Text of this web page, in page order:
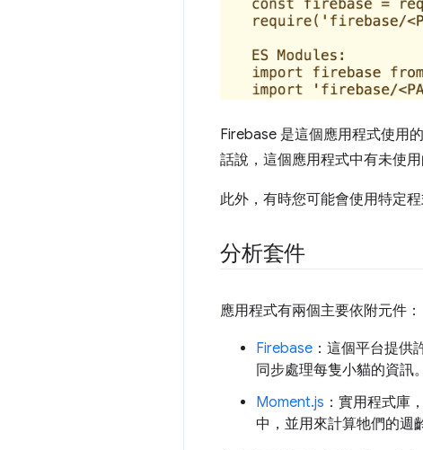
Firebase 是這個應用程式使用
話說，這個應用程式中有未使
此外，有時您可能會使用特定
分析套件
應用程式有兩個主要依附元件：
Firebase ：這個平台提
同步處理每隻小貓的資訊。
Moment.js ：實用程式庫
中，並用來計算牠們的週